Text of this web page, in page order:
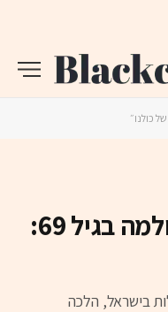
קורין אלאל הלכה לעולמה בגיל 69:
בישראל, הלכה